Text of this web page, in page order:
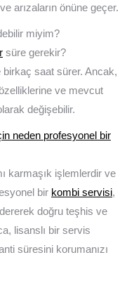
arızaların önüne geçer.
miyim?
süre gerekir?
birkaç saat sürer. Ancak,
ve mevcut
değişebilir.
neden profesyonel bir
karmaşık işlemlerdir ve
bir kombi servisi,
doğru teşhis ve
lisanslı bir servis
süresini korumanızı